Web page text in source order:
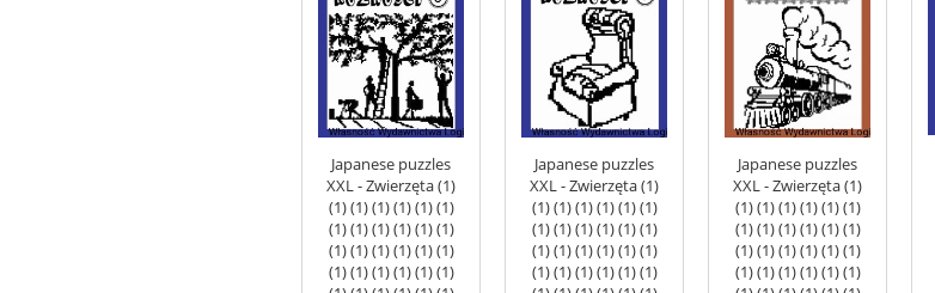
Japanese puzzles
XXL - Zwierzęta (1)
(1) (1) (1) (1) (1) (1)
(1) (1) (1) (1) (1) (1)
(1) (1) (1) (1) (1) (1)
(1) (1) (1) (1) (1) (1)
Japanese puzzles
XXL - Zwierzęta (1)
(1) (1) (1) (1) (1) (1)
(1) (1) (1) (1) (1) (1)
(1) (1) (1) (1) (1) (1)
(1) (1) (1) (1) (1) (1)
Japanese puzzles
XXL - Zwierzęta (1)
(1) (1) (1) (1) (1) (1)
(1) (1) (1) (1) (1) (1)
(1) (1) (1) (1) (1) (1)
(1) (1) (1) (1) (1) (1)